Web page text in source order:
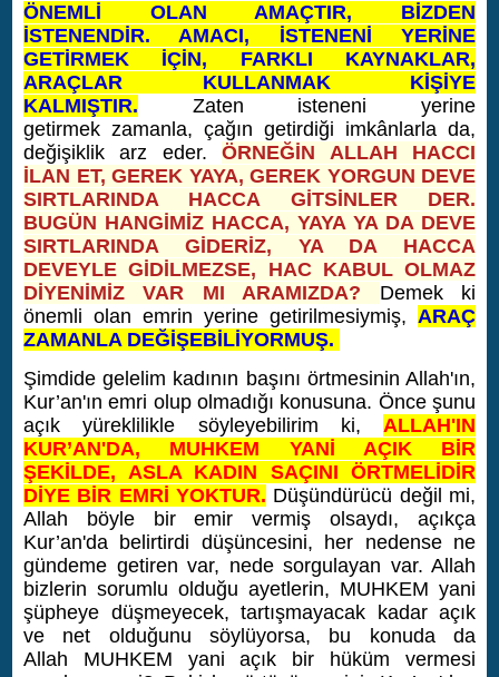
ÖNEMLİ OLAN AMAÇTIR, BİZDEN
İSTENENDİR. AMACI, İSTENENİ YERİNE
GETİRMEK İÇİN, FARKLI KAYNAKLAR,
ARAÇLAR KULLANMAK KİŞİYE
KALMIŞTIR. Zaten isteneni yerine
getirmek zamanla, çağın getirdiği imkânlarla da,
değişiklik arz eder.ÖRNEĞİN ALLAH HACCI
İLAN ET, GEREK YAYA, GEREK YORGUN DEVE
SIRTLARINDA HACCA GİTSİNLER DER.
BUGÜN HANGİMİZ HACCA, YAYA YA DA DEVE
SIRTLARINDA GİDERİZ, YA DA HACCA
DEVEYLE GİDİLMEZSE, HAC KABUL OLMAZ
DİYENİMİZ VAR MI ARAMIZDA? Demek ki
önemli olan emrin yerine getirilmesiymiş, ARAÇ
ZAMANLA DEĞİŞEBİLİYORMUŞ.
Şimdide gelelim kadının başını örtmesinin Allah'ın,
Kur’an'ın emri olup olmadığı konusuna. Önce şunu
açık yüreklilikle söyleyebilirim ki, ALLAH'IN
KUR’AN'DA, MUHKEM YANİ AÇIK BİR
ŞEKİLDE, ASLA KADIN SAÇINI ÖRTMELİDİR
DİYE BİR EMRİ YOKTUR. Düşündürücü değil mi,
Allah böyle bir emir vermiş olsaydı, açıkça
Kur’an'da belirtirdi düşüncesini, her nedense ne
gündeme getiren var, nede sorgulayan var. Allah
bizlerin sorumlu olduğu ayetlerin, MUHKEM yani
şüpheye düşmeyecek, tartışmayacak kadar açık
ve net olduğunu söylüyorsa, bu konuda da
Allah MUHKEM yani açık bir hüküm vermesi